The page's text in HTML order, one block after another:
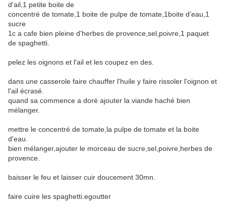
d'ail,1 petite boite de
concentré de tomate,1 boite de pulpe de tomate,1boite d'eau,1
sucre
1c a cafe bien pleine d'herbes de provence,sel,poivre,1 paquet
de spaghetti.
pelez les oignons et l'ail et les coupez en des.
dans une casserole faire chauffer l'huile y faire rissoler l'oignon et
l'ail écrasé.
quand sa commence a doré ajouter la viande haché bien
mélanger.
mettre le concentré de tomate,la pulpe de tomate et la boite
d'eau.
bien mélanger,ajouter le morceau de sucre,sel,poivre,herbes de
provence.
baisser le feu et laisser cuir doucement 30mn.
faire cuire les spaghetti.egoutter